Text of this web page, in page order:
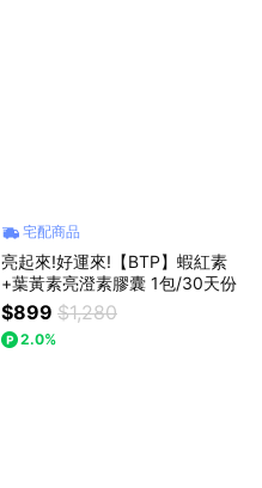
宅配商品
亮起來!好運來!【BTP】蝦紅素
+葉黃素亮澄素膠囊 1包/30天份
$899 $1,280
2.0%